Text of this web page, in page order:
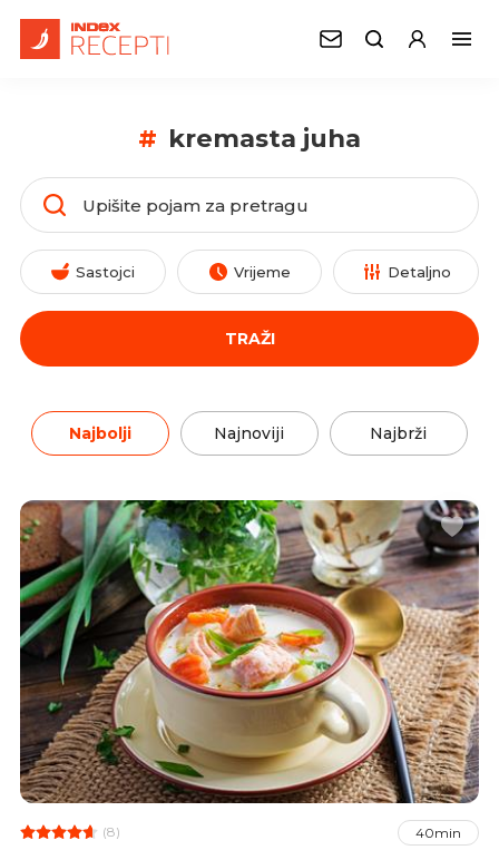
# kremasta juha
Sastojci Vrijeme Detaljno
TRAŽI
Najbolji Najnoviji Najbrži
(8) 40min